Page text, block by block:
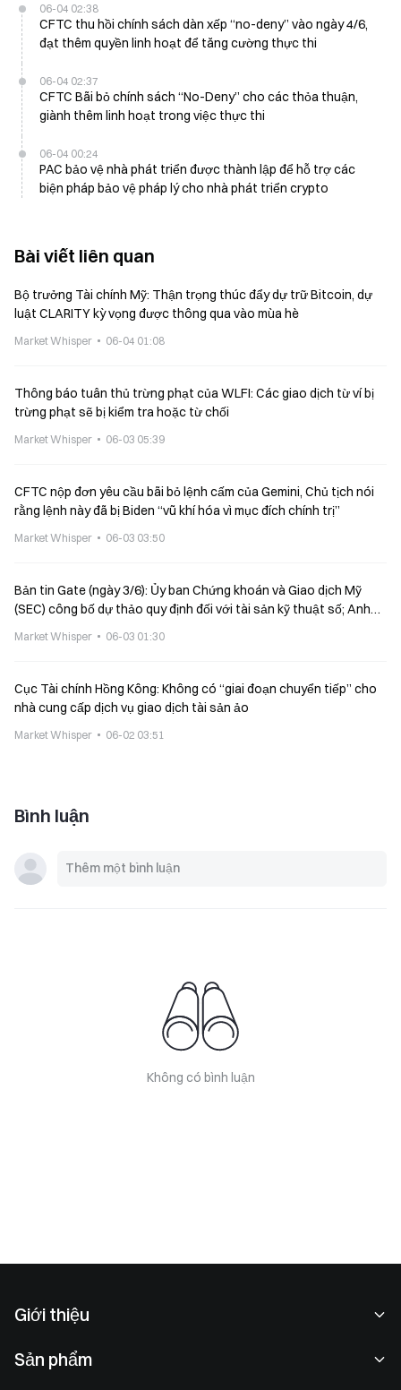
06-04 02:38
CFTC thu hồi chính sách dàn xếp “no-deny” vào ngày 4/6,
đạt thêm quyền linh hoạt để tăng cường thực thi
06-04 02:37
CFTC Bãi bỏ chính sách “No-Deny” cho các thỏa thuận,
giành thêm linh hoạt trong việc thực thi
06-04 00:24
PAC bảo vệ nhà phát triển được thành lập để hỗ trợ các
biện pháp bảo vệ pháp lý cho nhà phát triển crypto
Bài viết liên quan
Bộ trưởng Tài chính Mỹ: Thận trọng thúc đẩy dự trữ Bitcoin, dự
luật CLARITY kỳ vọng được thông qua vào mùa hè
Market Whisper 06-04 01:08
Thông báo tuân thủ trừng phạt của WLFI: Các giao dịch từ ví bị
trừng phạt sẽ bị kiểm tra hoặc từ chối
Market Whisper 06-03 05:39
CFTC nộp đơn yêu cầu bãi bỏ lệnh cấm của Gemini, Chủ tịch nói
rằng lệnh này đã bị Biden “vũ khí hóa vì mục đích chính trị”
Market Whisper 06-03 03:50
Bản tin Gate (ngày 3/6): Ủy ban Chứng khoán và Giao dịch Mỹ
(SEC) công bố dự thảo quy định đối với tài sản kỹ thuật số; Anh
giữ stablecoin
Market Whisper 06-03 01:30
Cục Tài chính Hồng Kông: Không có “giai đoạn chuyển tiếp” cho
nhà cung cấp dịch vụ giao dịch tài sản ảo
Market Whisper 06-02 03:51
Bình luận
Không có bình luận
Giới thiệu
Sản phẩm